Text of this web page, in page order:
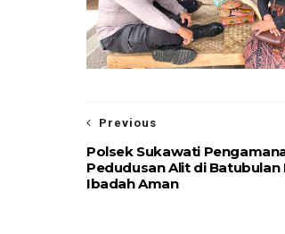
Previous
Polsek Sukawati
Pedudusan Alit di
Ibadah Aman